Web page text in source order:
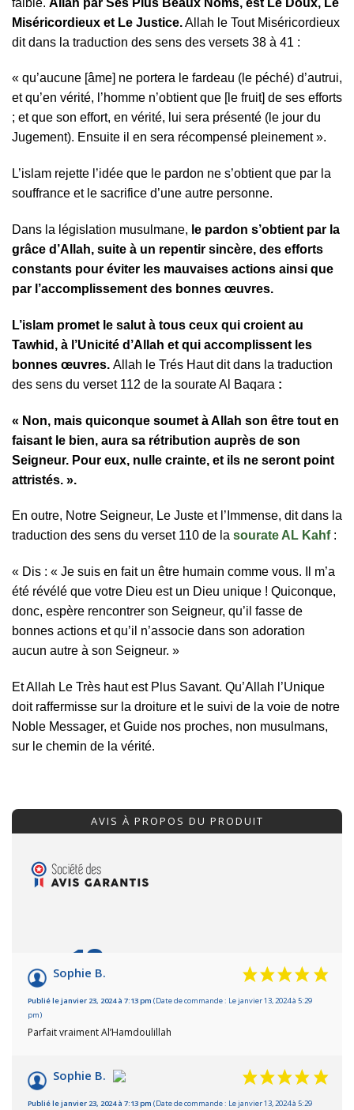
Miséricordieux et Le Justice.Allah le Tout Miséricordieux
dit dans la traduction des sens des versets 38 à 41 :
« qu’aucune [âme] ne portera le fardeau (le péché) d’autrui,
et qu’en vérité, l’homme n’obtient que [le fruit] de ses efforts
; et que son effort, en vérité, lui sera présenté (le jour du
Jugement). Ensuite il en sera récompensé pleinement ».
L’islam rejette l’idée que le pardon ne s’obtient que par la
souffrance et le sacrifice d’une autre personne.
Dans la législation musulmane, le pardon s’obtient par la
grâce d’Allah, suite à un repentir sincère, des efforts
constants pour éviter les mauvaises actions ainsi que
par l’accomplissement des bonnes œuvres.
L’islam promet le salut à tous ceux qui croient au
Tawhid, à l’Unicité d’Allah et qui accomplissent les
bonnes œuvres. Allah le Trés Haut dit dans la traduction
des sens du verset 112 de la sourate Al Baqara :
« Non, mais quiconque soumet à Allah son être tout en
faisant le bien, aura sa rétribution auprès de son
Seigneur. Pour eux, nulle crainte, et ils ne seront point
attristés. ».
En outre, Notre Seigneur, Le Juste et l’Immense, dit dans la
traduction des sens du verset 110 de la sourate AL Kahf:
« Dis : « Je suis en fait un être humain comme vous. Il m’a
été révélé que votre Dieu est un Dieu unique ! Quiconque,
donc, espère rencontrer son Seigneur, qu’il fasse de
bonnes actions et qu’il n’associe dans son adoration
aucun autre à son Seigneur. »
Et Allah Le Très haut est Plus Savant. Qu’Allah l’Unique
doit raffermisse sur la droiture et le suivi de la voie de notre
Noble Messager, et Guide nos proches, non musulmans,
sur le chemin de la vérité.
AVIS À PROPOS DU PRODUIT
10/10
Basé sur 2 avis
Sophie B.
Publié le janvier 23, 2024 à 7:13 pm (Date de commande : Le janvier 13, 2024 à 5:29
pm)
Parfait vraiment Al’Hamdoulillah
Sophie B.
Publié le janvier 23, 2024 à 7:13 pm (Date de commande : Le janvier 13, 2024 à 5:29